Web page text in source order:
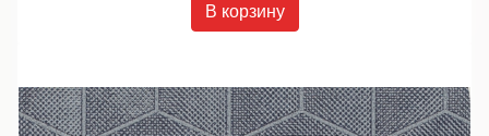
В корзину